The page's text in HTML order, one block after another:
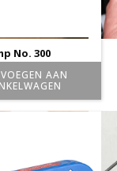
AAN
No. 300